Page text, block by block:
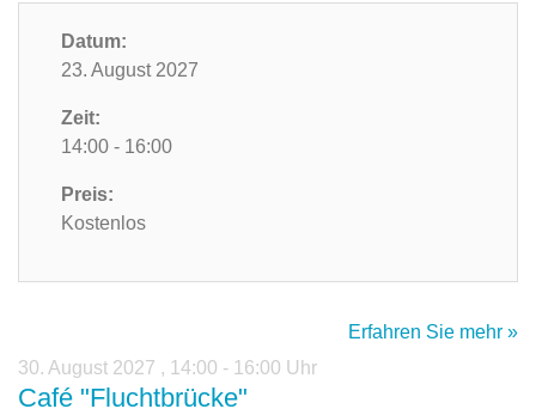
Datum:
23. August 2027
Zeit:
14:00 - 16:00
Preis:
Kostenlos
Erfahren Sie mehr »
30. August 2027 , 14:00 - 16:00 Uhr
Café "Fluchtbrücke"